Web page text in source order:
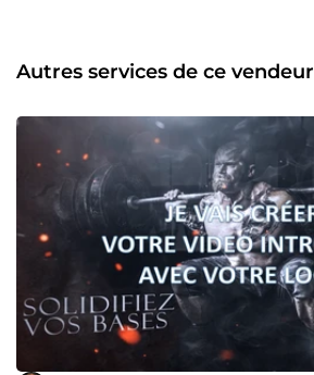
Autres services de ce vendeur